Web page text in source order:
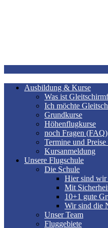
Ausbildung & Kurse
Was ist
Ich möchte
Grundkurse
Höhenflugkurse
noch Fragen (FAQ)
Termine und
Kursanmeldung
Unsere Flugschule
Die Schule
Hier sind wir
Mit
10+1 gute
Wir sind die
Unser Team
Fluggebiete